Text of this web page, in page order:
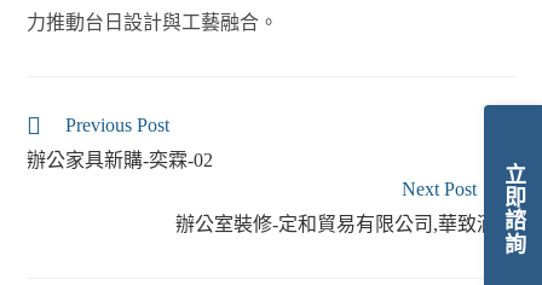
立即諮詢
力推動台日設計與工藝融合。
Previous Post
辦公家具新購-奕霖-02
Next Post
辦公室裝修-定和貿易有限公司,華致酒行